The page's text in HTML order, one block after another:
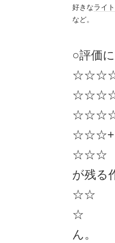
好きなライ
など。
○評価
が残る
☆☆
☆ 怒
ん。